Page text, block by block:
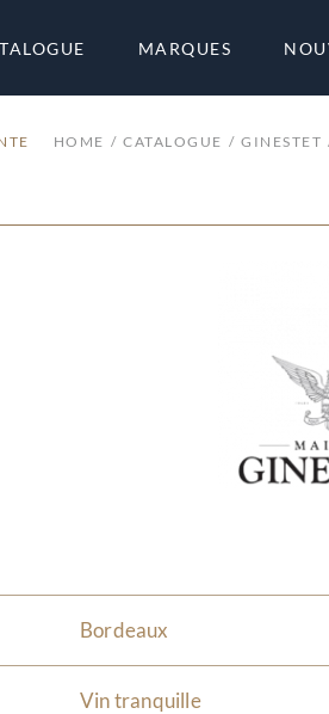
MARQUES
HOME CATALOGUE GINESTET
Bordeaux
Vin tranquille